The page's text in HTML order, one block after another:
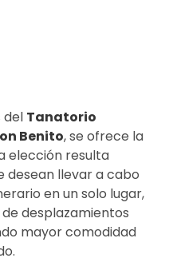
del Tanatorio
Benito, se ofrece la
elección resulta
desean llevar a cabo
en un solo lugar,
desplazamientos
mayor comodidad